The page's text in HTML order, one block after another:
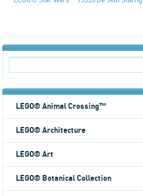
LEGO® Animal Crossing™
LEGO® Architecture
LEGO® Art
LEGO® Botanical Collection